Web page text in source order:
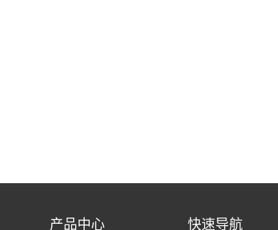
产品中心 快速导航